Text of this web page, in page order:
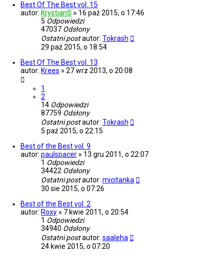
Best Of The Best vol. 15
autor: KrystianS » 16 paź 2015, o 17:46
5 Odpowiedzi
47037 Odsłony
Ostatni postautor: Tokrash
29 paź 2015, o 18:54
Best Of The Best vol. 13
autor: Krees » 27 wrz 2013, o 20:08
1
2
14 Odpowiedzi
87759 Odsłony
Ostatni postautor: Tokrash
5 paź 2015, o 22:15
Best of the Best vol. 9
autor: paulspacer » 13 gru 2011, o 22:07
1 Odpowiedzi
34422 Odsłony
Ostatni postautor: micitanka
30 sie 2015, o 07:26
Best of the Best vol. 2
autor: Roxy » 7 kwie 2011, o 20:54
1 Odpowiedzi
34940 Odsłony
Ostatni postautor: saaleha
24 kwie 2015, o 07:20